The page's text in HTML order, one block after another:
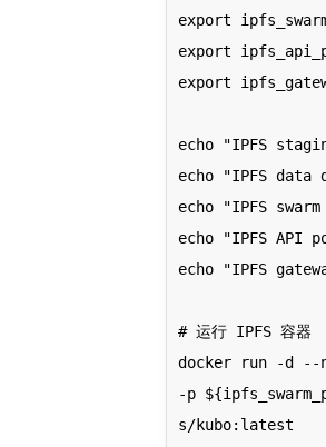
export
export
export
echo "IPFS
echo "IPFS
echo "IPFS
echo "IPFS API
echo "IPFS
# 运行 IPFS 容器
docker run -d
-p
s/kubo:latest